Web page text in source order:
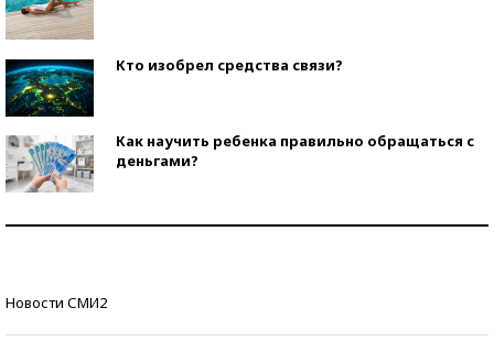
Кто изобрел средства связи?
Как научить ребенка правильно обращаться с
деньгами?
Новости СМИ2